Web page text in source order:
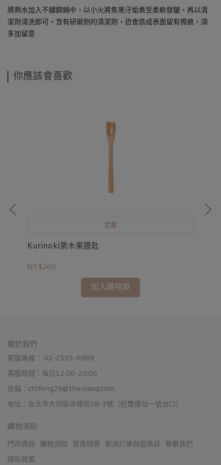
將熱水加入不鏽鋼鍋中，以小火將焦黑汙垢煮至柔軟發皺，再以清
潔劑清洗即可。含有研磨劑的清潔劑，恐會造成表面留有擦痕，須
多加留意
你應該會喜歡
定番
Kurinoki栗木果醬匙
NT$260
加入購物車
關於我們
客服專線： 02-2555-6969
客服時間：每日12:00-20:00
信箱：chifeng28@thexiaoqi.com
地址：台北市大同區赤峰街28-3號（近雙連站一號出口）
購物須知
門市資訊 購物須知 常見問答 取消訂單與退換貨
聯繫我們
隱私政策